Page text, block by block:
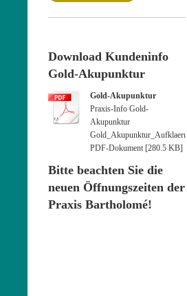
Download Kundeninfo
Gold-Akupunktur
Gold-Akupunktur
Praxis-Info Gold-
Akupunktur
PDF-Dokument [280.5 KB]
Bitte beachten Sie die
neuen Öffnungszeiten der
Praxis Bartholomé!